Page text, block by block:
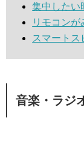
集中したい
リモコンが
スマートス
音楽・ラジ